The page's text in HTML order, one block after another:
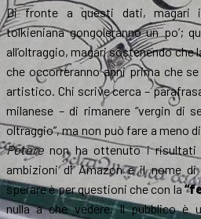
Di fronte a questi dati, magari i
tolkieniana gongoleranno un po’;
all’oltraggio, magari sostenendo che
che occorreranno anni prima che
artistico. Chi scrive cerca –
milanese – di rimanere “vergin di
oltraggio”, ma non può fare a meno
Poterenon ha ottenuto i risultati
ambizioni di Amazon e il nome di
sperare è per questioni che con la
nulla a che vedere. Il pubblico è